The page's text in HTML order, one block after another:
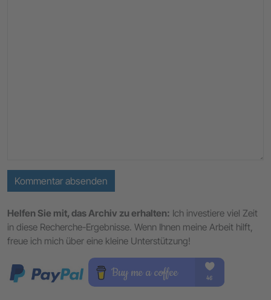
Kommentar absenden
Helfen Sie mit, das Archiv zu erhalten: Ich investiere viel Zeit
in diese Recherche-Ergebnisse. Wenn Ihnen meine Arbeit hilft,
freue ich mich über eine kleine Unterstützung!